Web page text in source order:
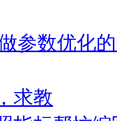
参数优化
求教